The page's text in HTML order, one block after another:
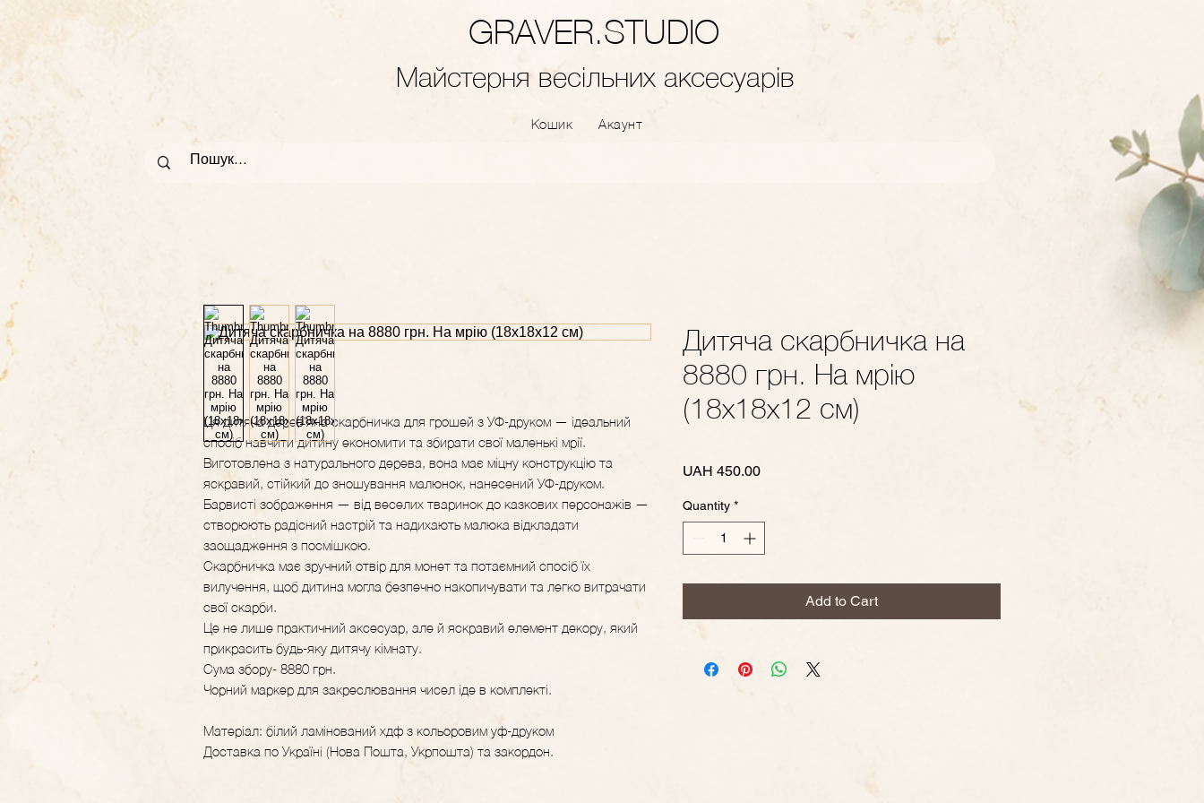
GRAVER.STUDIO
Майстерня весільних аксесуарів
Кошик Акаунт
Ця дитяча дерев'яна скарбничка для грошей з УФ-друком — ідеальний
спосіб навчити дитину економити та збирати свої маленькі мрії.
Виготовлена з натурального дерева, вона має міцну конструкцію та
яскравий, стійкий до зношування малюнок, нанесений УФ-друком.
Барвисті зображення — від веселих тваринок до казкових персонажів —
створюють радісний настрій та надихають малюка відкладати
заощадження з посмішкою.
Скарбничка має зручний отвір для монет та потаємний спосіб їх
вилучення, щоб дитина могла безпечно накопичувати та легко витрачати
свої скарби.
Це не лише практичний аксесуар, але й яскравий елемент декору, який
прикрасить будь-яку дитячу кімнату.
Сума збору- 8880 грн.
Чорний маркер для закреслювання чисел іде в комплекті.
Матеріал: білий ламінований хдф з кольоровим уф-друком
Доставка по Україні (Нова Пошта, Укрпошта) та закордон.
Дитяча скарбничка на
8880 грн. На мрію
(18х18х12 см)
UAH 450.00Price
Quantity *
Add to Cart